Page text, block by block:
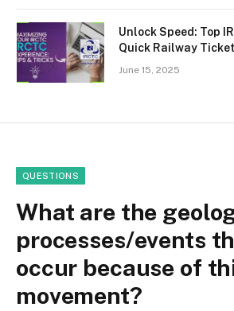
Unlock Speed: Top
Quick Railway
June 15, 2025
QUESTIONS
What are the
processes/events
occur because of
movement?